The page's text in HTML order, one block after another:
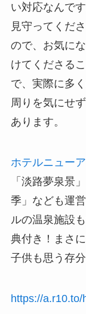
い対応なんで
見守ってくだ
ので、お気に
けてくださる
で、実際に多
周りを気にせ
あります。
ホテルニュー
「淡路夢泉景
季」なども運
ルの温泉施設
典付き！まさ
子供も思う存
https://a.r10.to/